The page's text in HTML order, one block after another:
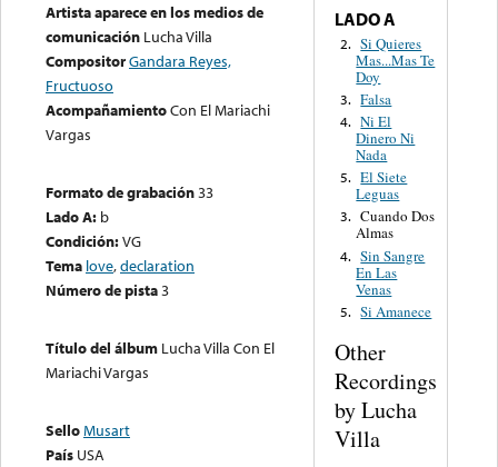
Artista aparece en los medios de
comunicación Lucha Villa
CompositorGandara Reyes,
Fructuoso
AcompañamientoCon El Mariachi
Vargas
Formato de grabación33
Lado A: b
Condición:VG
Tema love,declaration
Número de pista3
Título del álbum Lucha Villa Con El
Mariachi Vargas
SelloMusart
País USA
LADO A
2. Si Quieres
Mas...Mas Te
Doy
3. Falsa
4. Ni El
Dinero Ni
Nada
5. El Siete
Leguas
3. Cuando Dos
Almas
4. Sin Sangre
En Las
Venas
5. Si Amanece
Other
Recordings
by Lucha
Villa